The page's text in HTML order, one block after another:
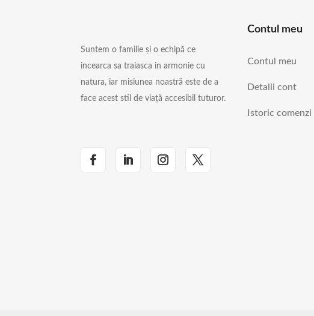
Suntem o familie și o echipă ce
incearca sa traiasca in armonie cu
natura, iar misiunea noastră este de a
face acest stil de viață accesibil tuturor.
Contul meu
Contul meu
Detalii cont
Istoric comenzi